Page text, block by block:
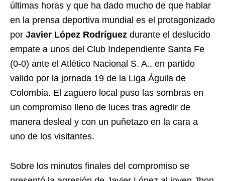
últimas horas y que ha dado mucho de que hablar
en la prensa deportiva mundial es el protagonizado
por Javier López Rodríguez durante el deslucido
empate a unos del Club Independiente Santa Fe
(0-0) ante el Atlético Nacional S. A., en partido
valido por la jornada 19 de la Liga Águila de
Colombia. El zaguero local puso las sombras en
un compromiso lleno de luces tras agredir de
manera desleal y con un puñetazo en la cara a
uno de los visitantes.
Sobre los minutos finales del compromiso se